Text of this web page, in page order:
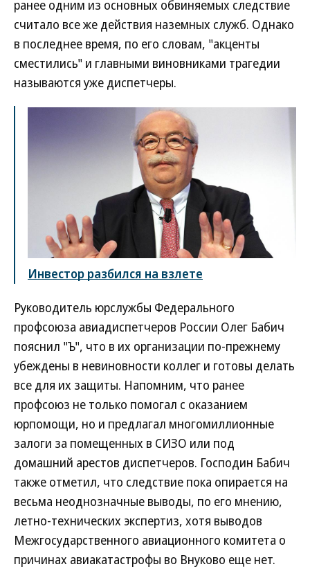
ранее одним из основных обвиняемых следствие
считало все же действия наземных служб. Однако
в последнее время, по его словам, "акценты
сместились" и главными виновниками трагедии
называются уже диспетчеры.
Инвестор разбился на взлете
Руководитель юрслужбы Федерального
профсоюза авиадиспетчеров России Олег Бабич
пояснил "Ъ", что в их организации по-прежнему
убеждены в невиновности коллег и готовы делать
все для их защиты. Напомним, что ранее
профсоюз не только помогал с оказанием
юрпомощи, но и предлагал многомиллионные
залоги за помещенных в СИЗО или под
домашний арестов диспетчеров. Господин Бабич
также отметил, что следствие пока опирается на
весьма неоднозначные выводы, по его мнению,
летно-технических экспертиз, хотя выводов
Межгосударственного авиационного комитета о
причинах авиакатастрофы во Внуково еще нет.